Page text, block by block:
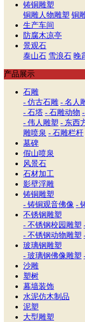
铸铜雕塑
铜雕人物雕塑 铜
生产车间
防腐木凉亭
景观石
泰山石 雪浪石 晚
产品展示
石雕
- 仿古石雕 - 名人
- 石塔 - 石雕动物
- 伟人雕塑 - 东西
雕喷泉 - 石雕栏杆
墓碑
假山喷泉
风景石
石材加工
影壁浮雕
铸铜雕塑
- 铸铜观音佛像 -
不锈钢雕塑
- 不锈钢校园雕塑
- 不锈钢动物雕塑
玻璃钢雕塑
- 玻璃钢佛像雕塑
沙雕
塑树
幕墙装饰
水泥仿木制品
泥塑
大型雕塑